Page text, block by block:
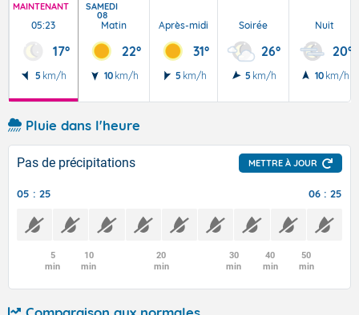
MAINTENANT
05:23
17°
5 km/h
SAMEDI
08
Matin
22°
10 km/h
Après-midi
31°
5 km/h
Soirée
26°
5 km/h
Nuit
20°
10 km/h
Pluie dans l'heure
Pas de précipitations METTRE À JOUR
05 : 25 06 : 25
5
min
10
min
20
min
30
min
40
min
50
min